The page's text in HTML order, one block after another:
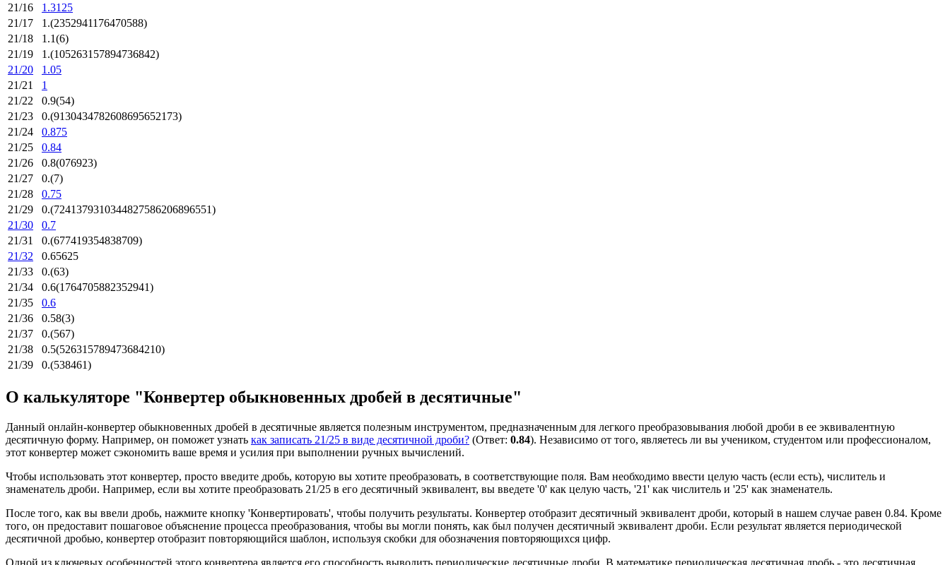
21/16
1.3125
21/17
1.(2352941176470588)
21/18
1.1(6)
21/19
1.(105263157894736842)
21/20
1.05
21/21
1
21/22
0.9(54)
21/23
0.(9130434782608695652173)
21/24
0.875
21/25
0.84
21/26
0.8(076923)
21/27
0.(7)
21/28
0.75
21/29
0.(7241379310344827586206896551)
21/30
0.7
21/31
0.(677419354838709)
21/32
0.65625
21/33
0.(63)
21/34
0.6(1764705882352941)
21/35
0.6
21/36
0.58(3)
21/37
0.(567)
21/38
0.5(526315789473684210)
21/39
0.(538461)
О калькуляторе "Конвертер обыкновенных дробей в десятичные"
Данный онлайн-конвертер обыкновенных дробей в десятичные является полезным инструментом, предназначенным для легкого преобразовывания любой дроби в ее эквивалентную
десятичную форму. Например, он поможет узнать как записать 21/25 в виде десятичной дроби? (Ответ: 0.84). Независимо от того, являетесь ли вы учеником, студентом или профессионалом,
этот конвертер может сэкономить ваше время и усилия при выполнении ручных вычислений.
Чтобы использовать этот конвертер, просто введите дробь, которую вы хотите преобразовать, в соответствующие поля. Вам необходимо ввести целую часть (если есть), числитель и
знаменатель дроби. Например, если вы хотите преобразовать 21/25 в его десятичный эквивалент, вы введете '0' как целую часть, '21' как числитель и '25' как знаменатель.
После того, как вы ввели дробь, нажмите кнопку 'Конвертировать', чтобы получить результаты. Конвертер отобразит десятичный эквивалент дроби, который в нашем случае равен 0.84. Кроме
того, он предоставит пошаговое объяснение процесса преобразования, чтобы вы могли понять, как был получен десятичный эквивалент дроби. Если результат является периодической
десятичной дробью, конвертер отобразит повторяющийся шаблон, используя скобки для обозначения повторяющихся цифр.
Одной из ключевых особенностей этого конвертера является его способность выводить периодические десятичные дроби. В математике периодическая десятичная дробь - это десятичная